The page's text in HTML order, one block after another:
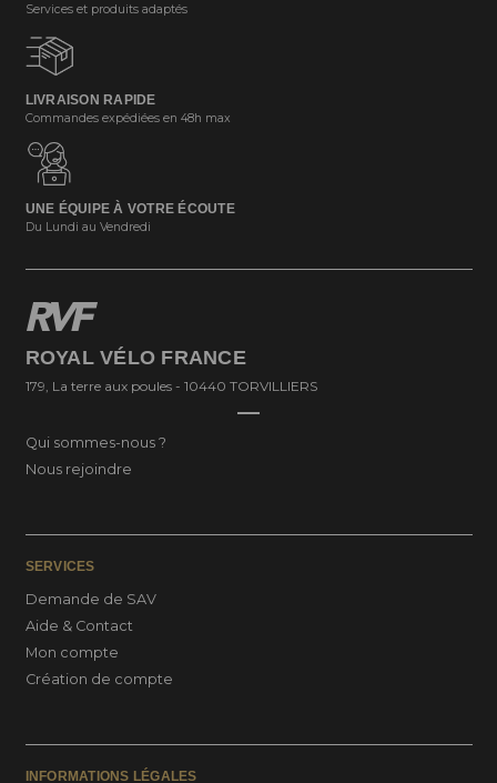
Services et produits adaptés
LIVRAISON RAPIDE
Commandes expédiées en 48h max
UNE ÉQUIPE À VOTRE ÉCOUTE
Du Lundi au Vendredi
ROYAL VÉLO FRANCE
179, La terre aux poules - 10440 TORVILLIERS
Qui sommes-nous ?
Nous rejoindre
SERVICES
Demande de SAV
Aide & Contact
Mon compte
Création de compte
INFORMATIONS LÉGALES